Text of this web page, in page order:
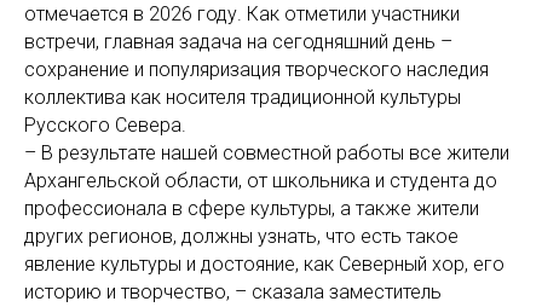
отмечается в 2026 году. Как отметили участники
встречи, главная задача на сегодняшний день –
сохранение и популяризация творческого наследия
коллектива как носителя традиционной культуры
Русского Севера.
– В результате нашей совместной работы все жители
Архангельской области, от школьника и студента до
профессионала в сфере культуры, а также жители
других регионов, должны узнать, что есть такое
явление культуры и достояние, как Северный хор, его
историю и творчество, – сказала заместитель